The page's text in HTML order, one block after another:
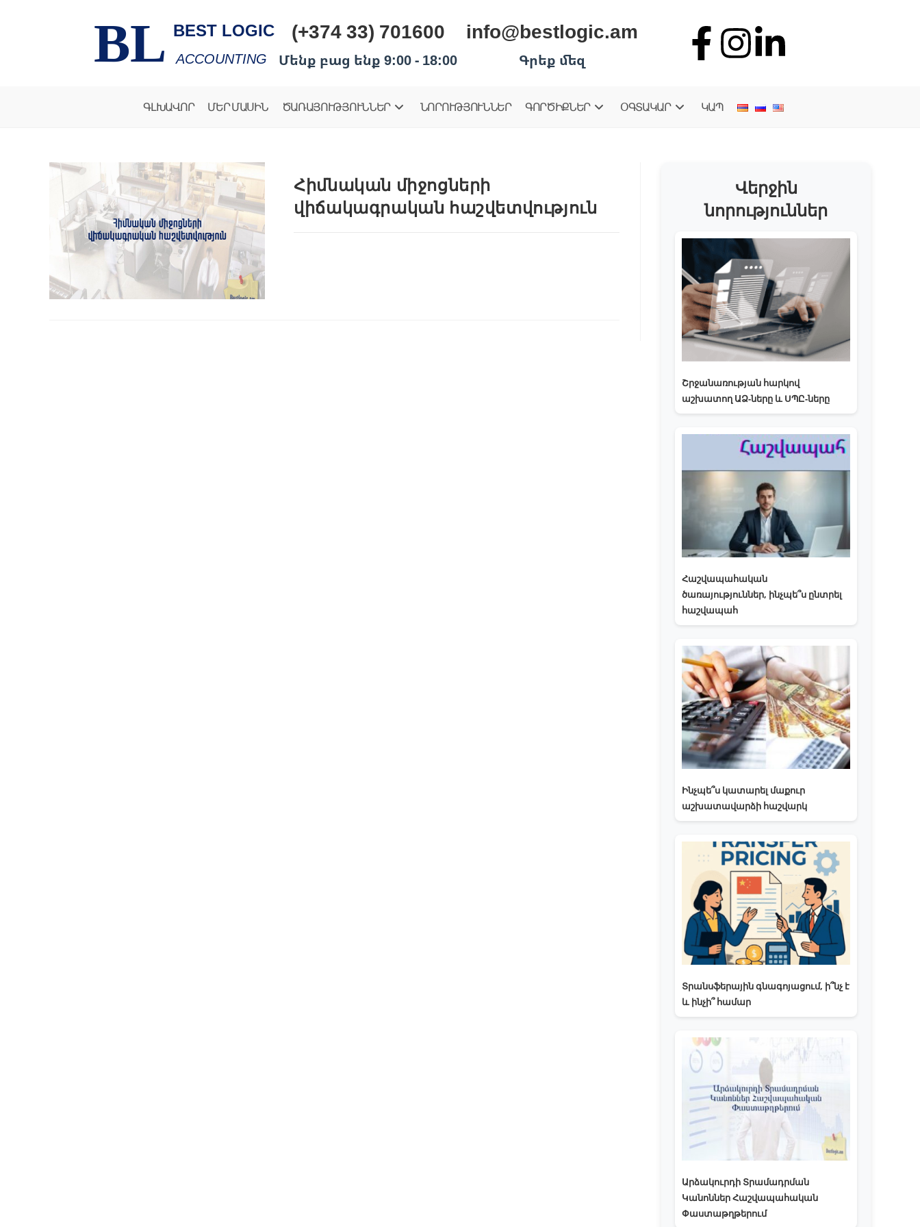
BL BEST LOGIC
ACCOUNTING
(+374 33) 701600
Մենք բաց ենք 9:00 - 18:00
info@bestlogic.am
Գրեք մեզ
ԳԼԽԱՎՈՐ ՄԵՐ ՄԱՍԻՆ ԾԱՌԱՅՈՒԹՅՈՒՆՆԵՐ ՆՈՐՈՒԹՅՈՒՆՆԵՐ ԳՈՐԾԻՔՆԵՐ ՕԳՏԱԿԱՐ ԿԱՊ
Հիմնական միջոցների
վիճակագրական հաշվետվություն
Վերջին
նորություններ
Շրջանառության հարկով
աշխատող ԱՁ-ները և ՍՊԸ-ները
Հաշվապահական
ծառայություններ, ինչպե՞ս ընտրել
հաշվապահ
Ինչպե՞ս կատարել մաքուր
աշխատավարձի հաշվարկ
Տրանսֆերային գնագոյացում, ի՞նչ է
և ինչի՞ համար
Արձակուրդի Տրամադրման
Կանոններ Հաշվապահական
Փաստաթղթերում